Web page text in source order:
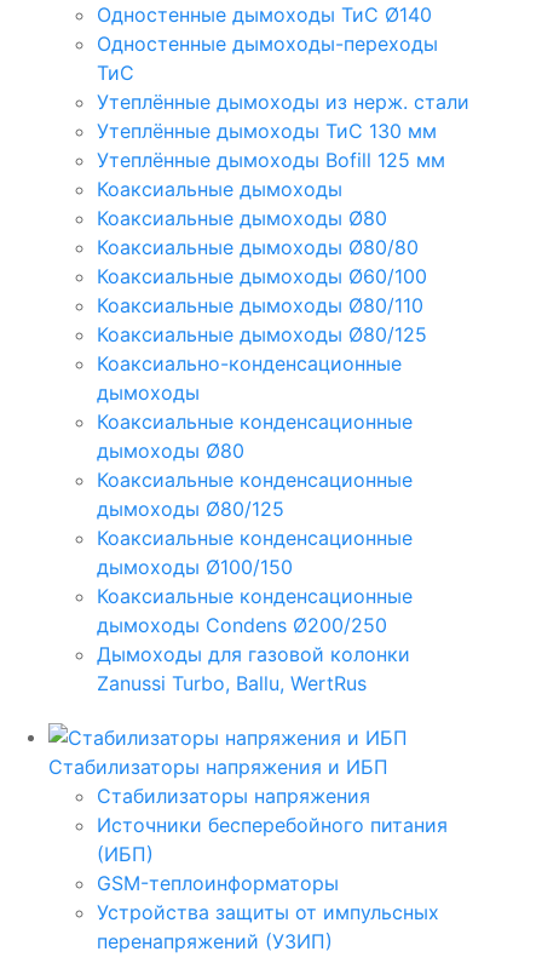
Одностенные дымоходы ТиС Ø140
Одностенные дымоходы-переходы
ТиС
Утеплённые дымоходы из нерж. стали
Утеплённые дымоходы ТиС 130 мм
Утеплённые дымоходы Bofill 125 мм
Коаксиальные дымоходы
Коаксиальные дымоходы Ø80
Коаксиальные дымоходы Ø80/80
Коаксиальные дымоходы Ø60/100
Коаксиальные дымоходы Ø80/110
Коаксиальные дымоходы Ø80/125
Коаксиально-конденсационные
дымоходы
Коаксиальные конденсационные
дымоходы Ø80
Коаксиальные конденсационные
дымоходы Ø80/125
Коаксиальные конденсационные
дымоходы Ø100/150
Коаксиальные конденсационные
дымоходы Condens Ø200/250
Дымоходы для газовой колонки
Zanussi Turbo, Ballu, WertRus
Стабилизаторы напряжения и ИБП
Стабилизаторы напряжения
Источники бесперебойного питания
(ИБП)
GSM-теплоинформаторы
Устройства защиты от импульсных
перенапряжений (УЗИП)